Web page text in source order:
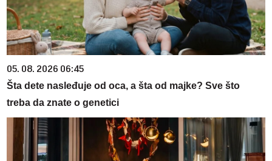
05. 08. 2026 06:45
Šta dete nasleđuje od oca, a šta od majke? Sve što
treba da znate o genetici